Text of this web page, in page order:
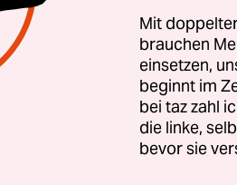
Orte und baut einen
Erhalt auf. Eine offene
Journalismus – und
auch? Dann machen Sie
Mit
brauchen
einsetzen,
beginnt im
bei taz zahl
die linke,
bevor sie